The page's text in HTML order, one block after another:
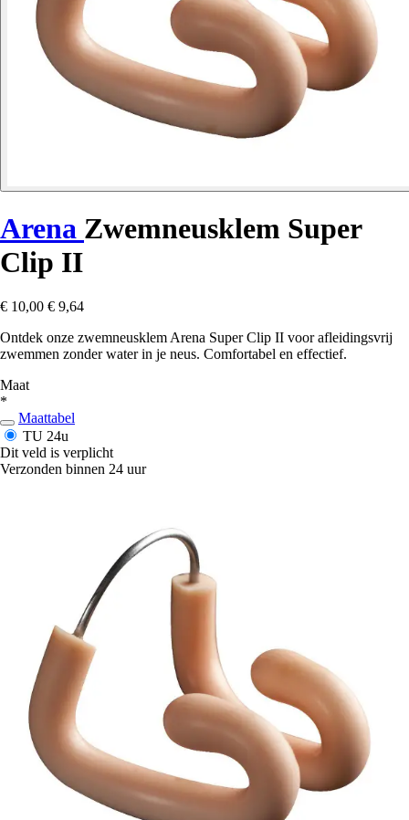
Arena Zwemneusklem Super
Clip II
€ 10,00 € 9,64
Ontdek onze zwemneusklem Arena Super Clip II voor afleidingsvrij
zwemmen zonder water in je neus. Comfortabel en effectief.
Maat
*
Maattabel
TU 24u
Dit veld is verplicht
Verzonden binnen 24 uur